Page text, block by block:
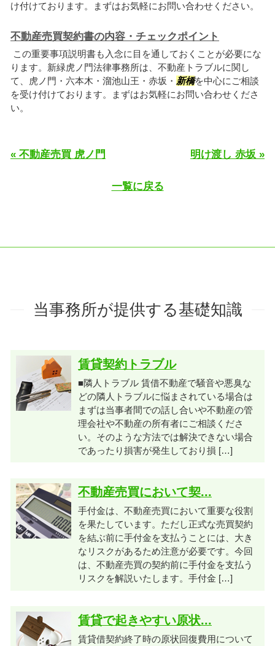
け付けております。まずはお気軽にお問い合わせください。
不動産売買契約書の内容・チェックポイント
この重要事項説明書も入念に目を通しておくことが必要にな
ります。新緑虎ノ門法律事務所は、不動産トラブルに関し
て、虎ノ門・六本木・溜池山王・赤坂・ 新橋を中心にご相談
を受け付けております。まずはお気軽にお問い合わせくださ
い。
« 不動産売買 虎ノ門 明け渡し 赤坂 »
一覧に戻る
当事務所が提供する基礎知識
賃貸契約トラブル
■隣人トラブル 賃借不動産で騒音や悪臭な
どの隣人トラブルに悩まされている場合は
まずは当事者間での話し合いや不動産の管
理会社や不動産の所有者にご相談くださ
い。そのような方法では解決できない場合
であったり損害が発生しており損 […]
不動産売買において契...
手付金は、不動産売買において重要な役割
を果たしています。ただし正式な売買契約
を結ぶ前に手付金を支払うことには、大き
なリスクがあるため注意が必要です。今回
は、不動産売買の契約前に手付金を支払う
リスクを解説いたします。手付金 […]
賃貸で起きやすい原状...
賃貸借契約終了時の原状回復費用について